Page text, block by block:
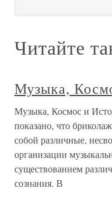
Читайте
Музыка,
Музыка, Космос и
показано, что
собой различные,
организации
существованием
сознания. В